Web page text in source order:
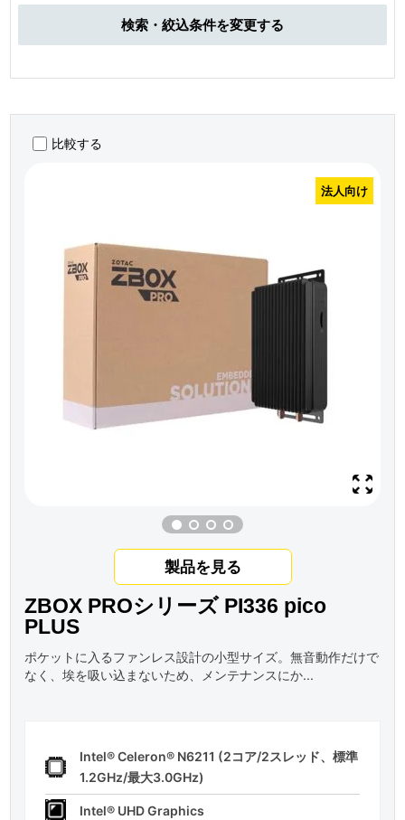
比較する
法人向け
製品を見る
ZBOX PROシリーズ PI336 pico
PLUS
ポケットに入るファンレス設計の小型サイズ。無音動作だけで
なく、埃を吸い込まないため、メンテナンスにか...
Intel® Celeron® N6211 (2コア/2スレッド、標準
1.2GHz/最大3.0GHz)
Intel® UHD Graphics
検索・絞込条件を変更する